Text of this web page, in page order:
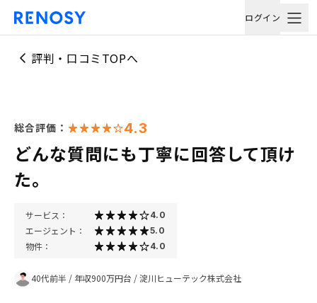
ログイン
評判・口コミTOPへ
総合評価： 4.3
どんな質問にも丁寧に回答して頂け
た。
サービス： 4.0
エージェント： 5.0
物件： 4.0
40代前半 / 年収900万円台 /淀川ヒューテック株式会社